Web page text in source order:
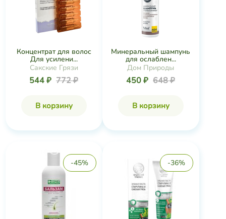
Концентрат для волос
Для усилени...
Сакские Грязи
544 ₽ 772 ₽
В корзину
Минеральный шампунь
для ослаблен...
Дом Природы
450 ₽ 648 ₽
В корзину
-45% -36%